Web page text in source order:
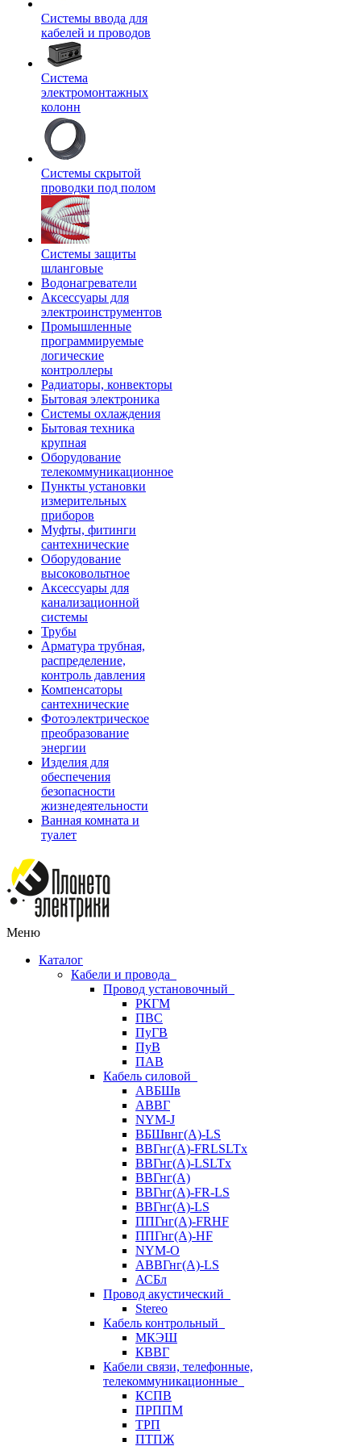
Системы ввода для
кабелей и проводов
Система
электромонтажных
колонн
Системы скрытой
проводки под полом
Системы защиты
шланговые
Водонагреватели
Аксессуары для
электроинструментов
Промышленные
программируемые
логические
контроллеры
Радиаторы, конвекторы
Бытовая электроника
Системы охлаждения
Бытовая техника
крупная
Оборудование
телекоммуникационное
Пункты установки
измерительных
приборов
Муфты, фитинги
сантехнические
Оборудование
высоковольтное
Аксессуары для
канализационной
системы
Трубы
Арматура трубная,
распределение,
контроль давления
Компенсаторы
сантехнические
Фотоэлектрическое
преобразование
энергии
Изделия для
обеспечения
безопасности
жизнедеятельности
Ванная комната и
туалет
Меню
Каталог
Кабели и провода
Провод установочный
РКГМ
ПВС
ПуГВ
ПуВ
ПАВ
Кабель силовой
АВБШв
АВВГ
NYM-J
ВБШвнг(А)-LS
ВВГнг(A)-FRLSLTx
ВВГнг(A)-LSLTx
ВВГнг(А)
ВВГнг(А)-FR-LS
ВВГнг(А)-LS
ППГнг(А)-FRHF
ППГнг(А)-HF
NYM-O
АВВГнг(А)-LS
АСБл
Провод акустический
Stereo
Кабель контрольный
МКЭШ
КВВГ
Кабели связи, телефонные,
телекоммуникационные
КСПВ
ПРППМ
ТРП
ПТПЖ